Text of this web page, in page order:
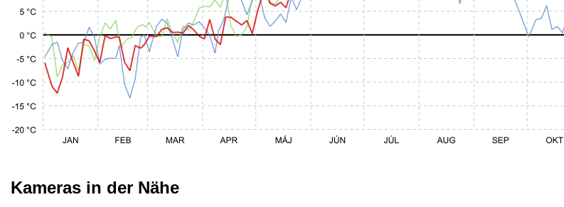
Kameras in der Nähe